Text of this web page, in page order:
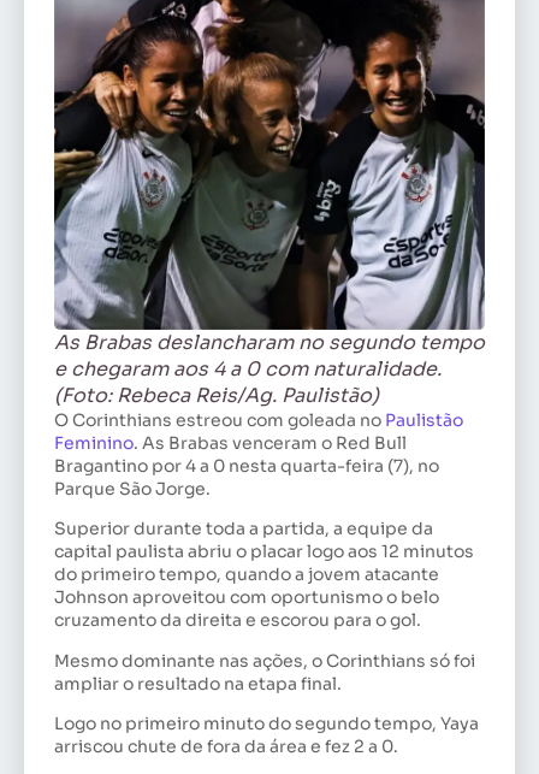
As Brabas deslancharam no segundo tempo
e chegaram aos 4 a 0 com naturalidade.
(Foto: Rebeca Reis/Ag. Paulistão)
O Corinthians estreou com goleada no Paulistão
Feminino. As Brabas venceram o Red Bull
Bragantino por 4 a 0 nesta quarta-feira (7), no
Parque São Jorge.
Superior durante toda a partida, a equipe da
capital paulista abriu o placar logo aos 12 minutos
do primeiro tempo, quando a jovem atacante
Johnson aproveitou com oportunismo o belo
cruzamento da direita e escorou para o gol.
Mesmo dominante nas ações, o Corinthians só foi
ampliar o resultado na etapa final.
Logo no primeiro minuto do segundo tempo, Yaya
arriscou chute de fora da área e fez 2 a 0.